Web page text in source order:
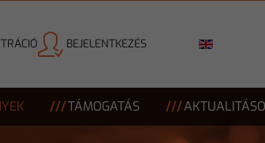
BEJELENTKEZÉS
TÁMOGATÁS